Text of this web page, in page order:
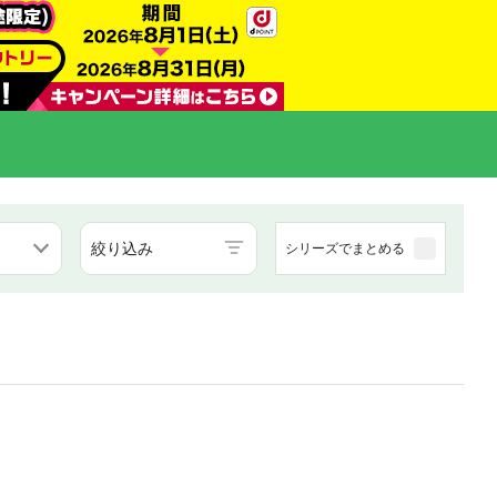
絞り込み シリーズでまとめる